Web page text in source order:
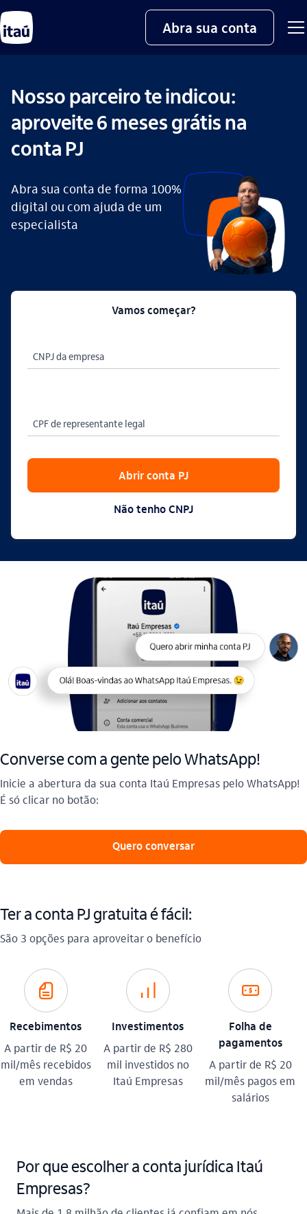
Abra sua conta
Converse com a gente pelo WhatsApp!
Inicie a abertura da sua conta Itaú Empresas pelo WhatsApp!
É só clicar no botão:
Quero conversar
Ter a conta PJ gratuita é fácil:
São 3 opções para aproveitar o benefício
fatura_outline
Recebimentos
A partir de R$ 20
mil/mês recebidos
em vendas
investimento_outline
Investimentos
A partir de R$ 280
mil investidos no
Itaú Empresas
salario_outline
Folha de
pagamentos​
A partir de R$ 20
mil/mês pagos em
salários
Por que escolher a conta jurídica Itaú
Empresas?